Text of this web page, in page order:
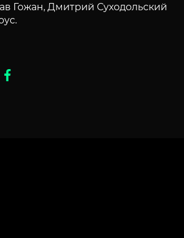
Гожан, Дмитрий Суходольский